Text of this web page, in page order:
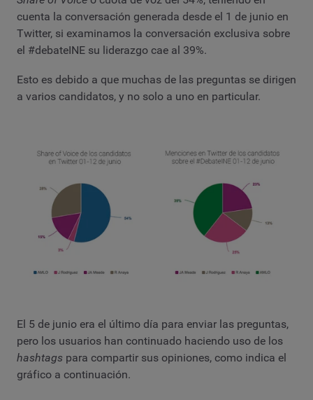
cuenta la conversación generada desde el 1 de junio en
Twitter, si examinamos la conversación exclusiva sobre
el #debateINE su liderazgo cae al 39%.
Esto es debido a que muchas de las preguntas se dirigen
a varios candidatos, y no solo a uno en particular.
El 5 de junio era el último día para enviar las preguntas,
pero los usuarios han continuado haciendo uso de los
hashtags para compartir sus opiniones, como indica el
gráfico a continuación.